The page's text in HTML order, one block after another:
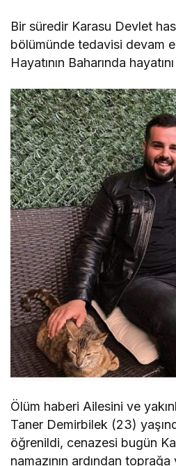
Bir süredir Karasu Devlet
bölümünde tedavisi devam
Hayatının Baharında
Ölüm haberi Ailesini ve
Taner Demirbilek (23)
öğrenildi, cenazesi bugün
namazının ardından toprağa